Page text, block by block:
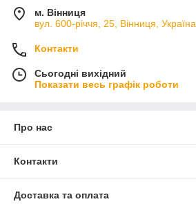
м. Вінниця
вул. 600-річчя, 25, Вінниця, Україна
Контакти
Сьогодні вихідний
Показати весь графік роботи
Про нас
Контакти
Доставка та оплата